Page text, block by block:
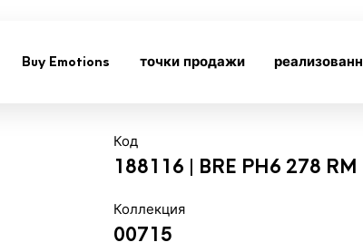
Buy Emotions точки продажи
Код
188116 | BRE PH6 278 RM
Коллекция
00715